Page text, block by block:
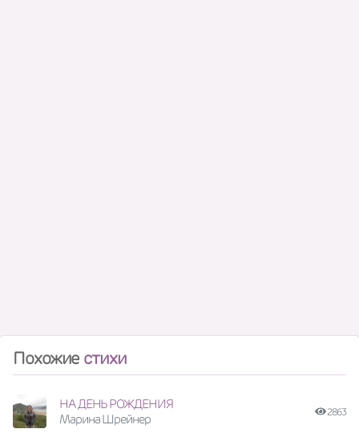
Похожие стихи
НА ДЕНЬ РОЖДЕНИЯ
Марина Шрейнер
2863